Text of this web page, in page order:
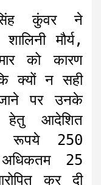
कुंवर ने
मौर्य,
को कारण
क्यों न सही
पर उनके
हेतु आदेशित
रूपये 250
25
कर दी